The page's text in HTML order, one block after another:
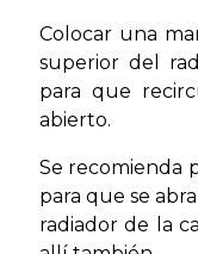
Colocar una
superior del
para que
abierto.
Se recomienda
para que se
radiador de la